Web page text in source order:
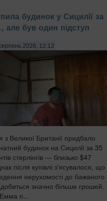
будинок у Сицилії за
але був один підступ
2026, 12:12
Великої Британії придбало
будинок на Сицилії за 35
стерлінгів — близько $47
після купівлі з'ясувалося, що
нерухомості до бажаного
значно більше грошей.
п...